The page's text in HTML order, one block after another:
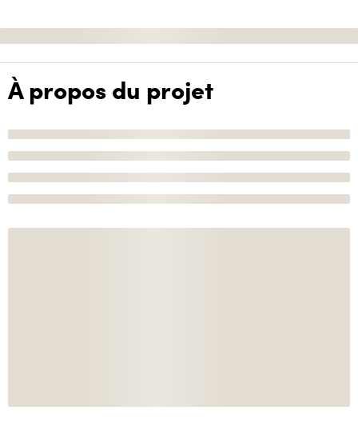
À propos du projet